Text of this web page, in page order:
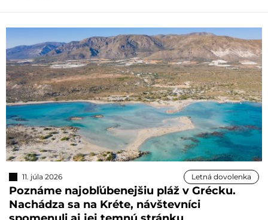
11. júla 2026 Letná dovolenka
Poznáme najobľúbenejšiu pláž v Grécku.
Nachádza sa na Kréte, návštevníci